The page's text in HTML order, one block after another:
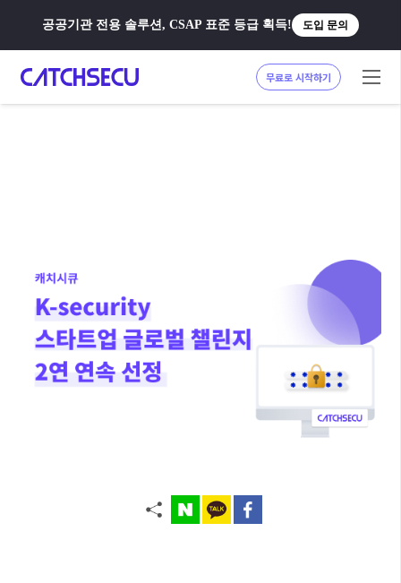
공공기관 전용 솔루션, CSAP 표준 등급 획득! 도입 문의
무료로 시작하기